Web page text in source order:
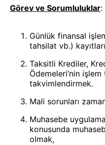
Görev ve Sorumluluklar:
Günlük finansal
tahsilat vb.)
Taksitli Krediler,
Ödemeleri’nin
takvimlendirmek.
Mali sorunları
Muhasebe
konusunda
olmak,